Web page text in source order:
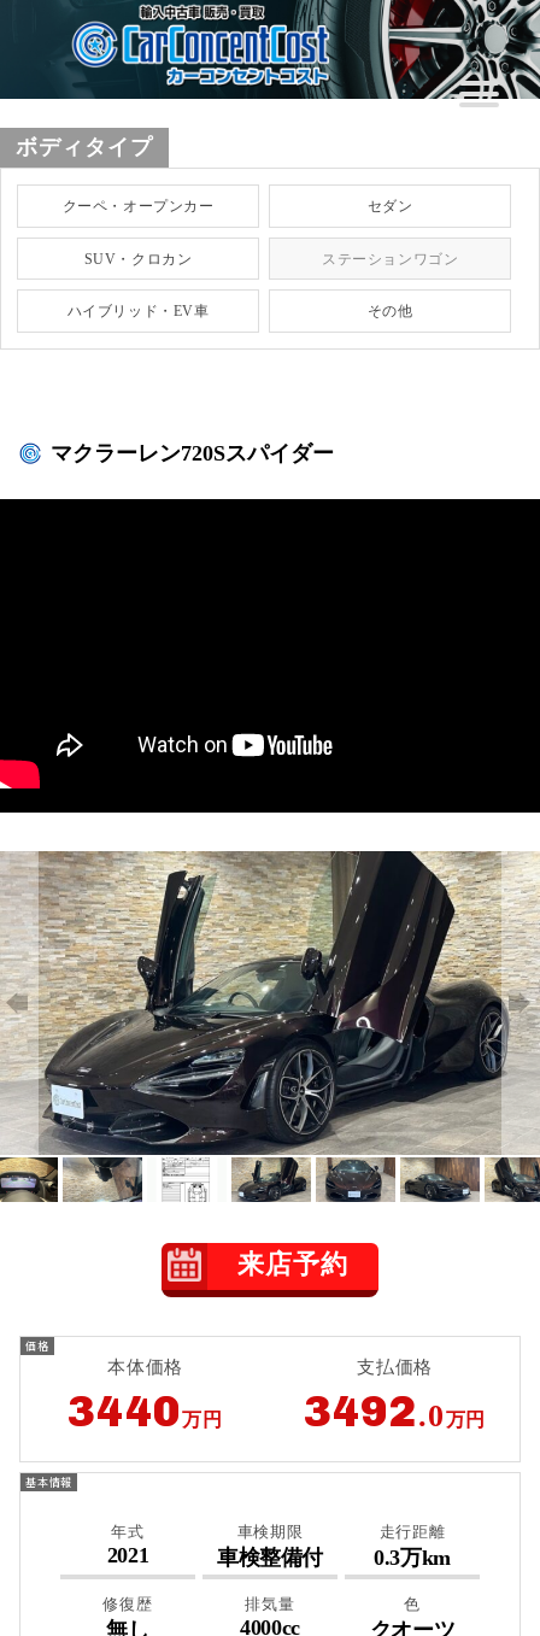
ボディタイプ
クーペ・オープンカー セダン
SUV・クロカン ステーションワゴン
ハイブリッド・EV車 その他
マクラーレン720Sスパイダー
来店予約
本体価格
3440万円
支払価格
3492.0万円
年式
2021
車検期限
車検整備付
走行距離
0.3万km
修復歴
無し
排気量
4000cc
色
クオーツ